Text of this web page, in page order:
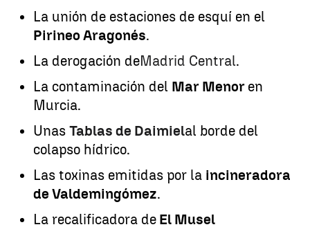
La unión de estaciones de esquí en el
Pirineo Aragonés.
La derogación deMadrid Central.
La contaminación del Mar Menor en
Murcia.
Unas Tablas de Daimielal borde del
colapso hídrico.
Las toxinas emitidas por la incineradora
de Valdemingómez.
La recalificadora de El Musel